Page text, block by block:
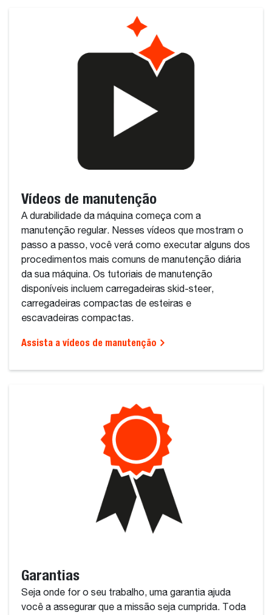
Vídeos de manutenção
A durabilidade da máquina começa com a
manutenção regular. Nesses vídeos que mostram o
passo a passo, você verá como executar alguns dos
procedimentos mais comuns de manutenção diária
da sua máquina. Os tutoriais de manutenção
disponíveis incluem carregadeiras skid-steer,
carregadeiras compactas de esteiras e
escavadeiras compactas.
Assista a vídeos de manutenção
Garantias
Seja onde for o seu trabalho, uma garantia ajuda
você a assegurar que a missão seja cumprida. Toda